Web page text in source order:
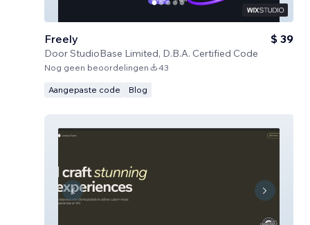
Freely
DoorStudioBase Limited, D.B.A. Certified Code
$ 39
Nog geen beoordelingen 43
Aangepaste code Blog